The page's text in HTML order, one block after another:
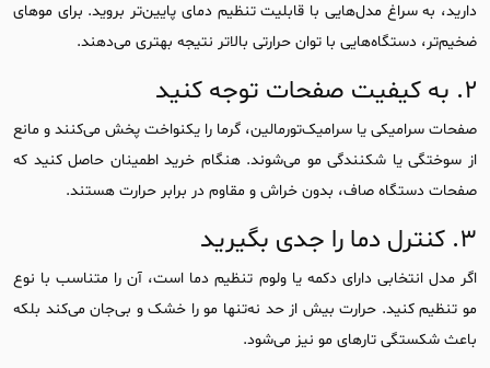
دارید، به سراغ مدل‌هایی با قابلیت تنظیم دمای پایین‌تر بروید. برای موهای
ضخیم‌تر، دستگاه‌هایی با توان حرارتی بالاتر نتیجه بهتری می‌دهند.
۲. به کیفیت صفحات توجه کنید
صفحات سرامیکی یا سرامیک‌تورمالین، گرما را یکنواخت پخش می‌کنند و مانع
از سوختگی یا شکنندگی مو می‌شوند. هنگام خرید اطمینان حاصل کنید که
صفحات دستگاه صاف، بدون خراش و مقاوم در برابر حرارت هستند.
۳. کنترل دما را جدی بگیرید
اگر مدل انتخابی دارای دکمه یا ولوم تنظیم دما است، آن را متناسب با نوع
مو تنظیم کنید. حرارت بیش از حد نه‌تنها مو را خشک و بی‌جان می‌کند بلکه
باعث شکستگی تارهای مو نیز می‌شود.